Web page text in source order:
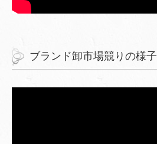
ブランド卸市場競りの様子